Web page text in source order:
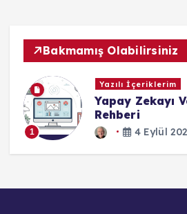
Bakmamış Olabilirsiniz
1
Yazılı İçeriklerim
Yapay Zekayı
Rehberi
4 Eylül